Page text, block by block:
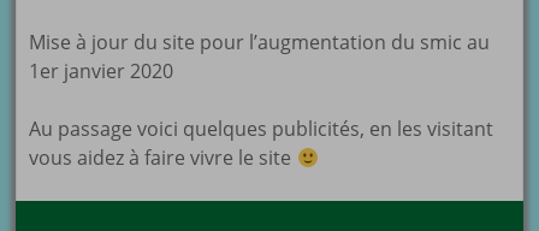
Mise à jour du site pour l’augmentation du smic au
1er janvier 2020
Au passage voici quelques publicités, en les visitant
vous aidez à faire vivre le site